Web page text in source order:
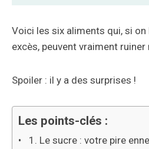
Voici les six aliments qui, si
excès, peuvent vraiment
Spoiler : il y a des surprises !
Les points-clés :
1. Le sucre : votre pire